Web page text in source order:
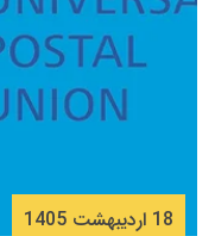
18 ارديبهشت 1405